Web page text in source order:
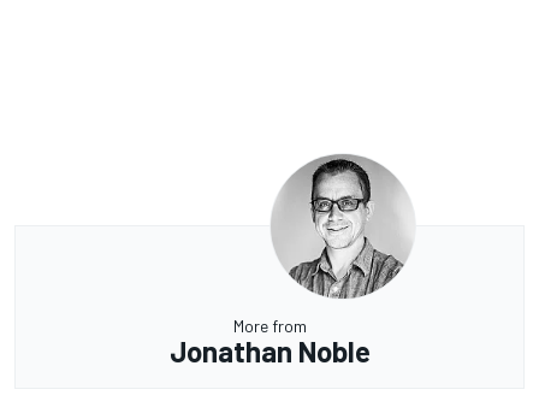
More from
Jonathan Noble